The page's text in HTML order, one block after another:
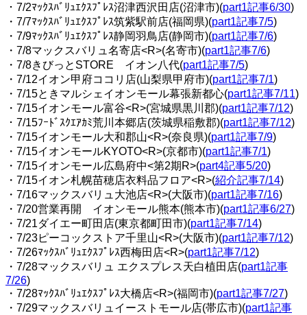
・7/2ﾏｯｸｽﾊﾞﾘｭｴｸｽﾌﾟﾚｽ沼津西沢田店(沼津市)(part1記事6/30)
・7/7ﾏｯｸｽﾊﾞﾘｭｴｸｽﾌﾟﾚｽ筑紫駅前店(福岡県)(part1記事7/5)
・7/9ﾏｯｸｽﾊﾞﾘｭｴｸｽﾌﾟﾚｽ静岡羽鳥店(静岡市)(part1記事7/6)
・7/8マックスバリュ名寄店<R>(名寄市)(part1記事7/6)
・7/8きびっとSTORE イオン八代(part1記事7/5)
・7/12イオン甲府ココリ店(山梨県甲府市)(part1記事7/1)
・7/15ときマルシェイオンモール幕張新都心(part1記事7/11)
・7/15イオンモール富谷<R>(宮城県黒川郡)(part1記事7/12)
・7/15ﾌｰﾄﾞｽｸｴｱｶﾐ荒川本郷店(茨城県稲敷郡)(part1記事7/12)
・7/15イオンモール大和郡山<R>(奈良県)(part1記事7/9)
・7/15イオンモールKYOTO<R>(京都市)(part1記事7/1)
・7/15イオンモール広島府中<第2期R>(part4記事5/20)
・7/15イオン札幌苗穂店衣料品フロア<R>(紹介記事7/14)
・7/16マックスバリュ大池店<R>(大阪市)(part1記事7/16)
・7/20営業再開 イオンモール熊本(熊本市)(part1記事6/27)
・7/21ダイエー町田店(東京都町田市)(part1記事7/14)
・7/23ピーコックストア千里山<R>(大阪市)(part1記事7/12)
・7/26ﾏｯｸｽﾊﾞﾘｭｴｸｽﾌﾟﾚｽ西梅田店<R>(part1記事7/12)
・7/28マックスバリュ エクスプレス天白植田店(part1記事
7/26)
・7/28ﾏｯｸｽﾊﾞﾘｭｴｸｽﾌﾟﾚｽ大橋店<R>(福岡市)(part1記事7/27)
・7/29マックスバリュイーストモール店(帯広市)(part1記事